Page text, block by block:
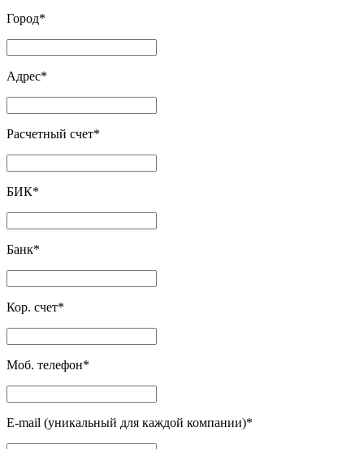
Город*
Адрес*
Расчетный счет*
БИК*
Банк*
Кор. счет*
Моб. телефон*
E-mail (уникальный для каждой компании)*